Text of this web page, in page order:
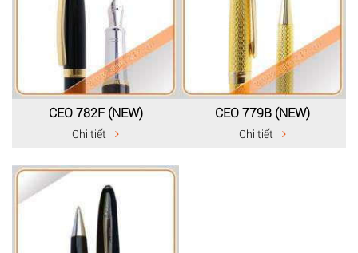
CEO 782F (NEW)
Chi tiết
CEO 779B (NEW)
Chi tiết